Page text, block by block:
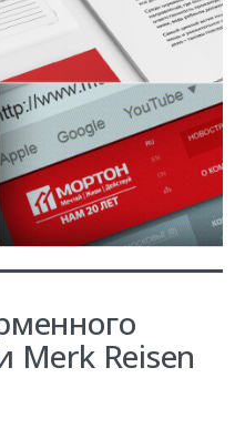
Merk Reisen